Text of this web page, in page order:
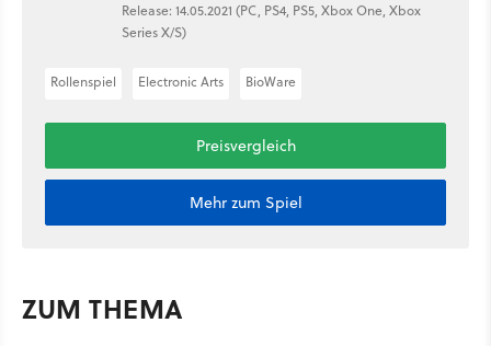
Release: 14.05.2021 (PC, PS4, PS5, Xbox One, Xbox
Series X/S)
Rollenspiel Electronic Arts BioWare
Preisvergleich
Mehr zum Spiel
ZUM THEMA